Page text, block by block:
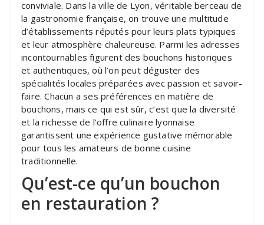
conviviale. Dans la ville de Lyon, véritable berceau de
la gastronomie française, on trouve une multitude
d’établissements réputés pour leurs plats typiques
et leur atmosphère chaleureuse. Parmi les adresses
incontournables figurent des bouchons historiques
et authentiques, où l’on peut déguster des
spécialités locales préparées avec passion et savoir-
faire. Chacun a ses préférences en matière de
bouchons, mais ce qui est sûr, c’est que la diversité
et la richesse de l’offre culinaire lyonnaise
garantissent une expérience gustative mémorable
pour tous les amateurs de bonne cuisine
traditionnelle.
Qu’est-ce qu’un bouchon
en restauration ?